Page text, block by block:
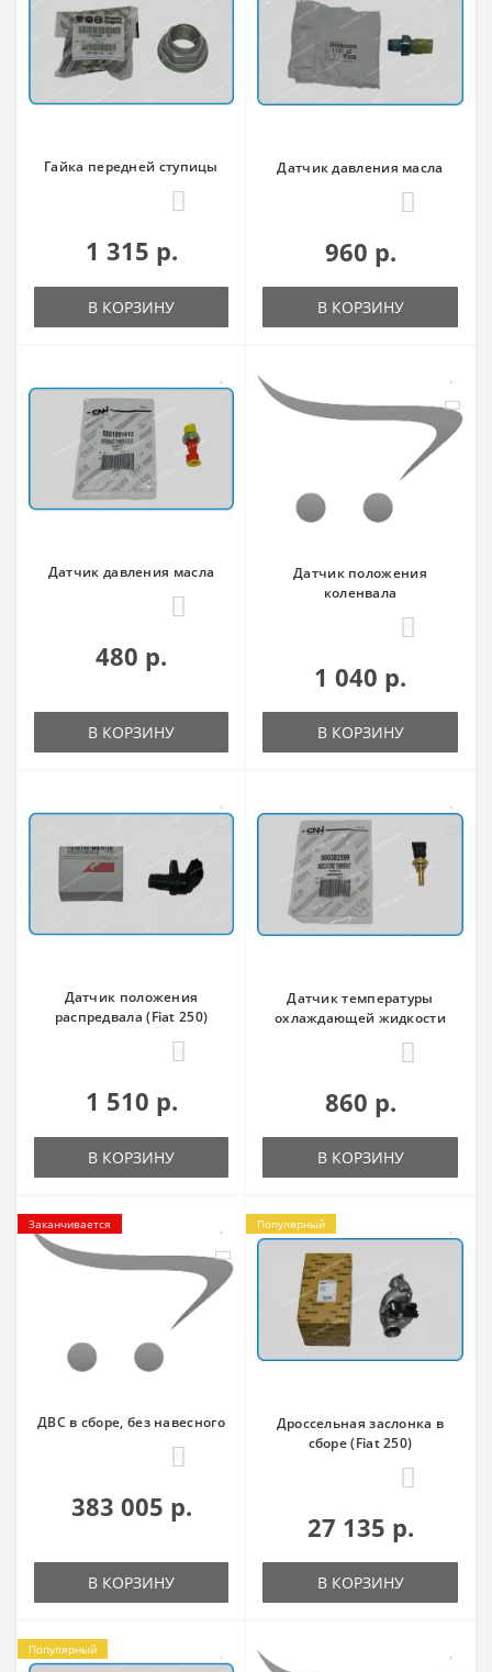
Гайка передней ступицы
1 315 р.
В КОРЗИНУ
Датчик давления масла
960 р.
В КОРЗИНУ
Датчик давления масла
480 р.
В КОРЗИНУ
Датчик положения
коленвала
1 040 р.
В КОРЗИНУ
Датчик положения
распредвала (Fiat 250)
1 510 р.
В КОРЗИНУ
Датчик температуры
охлаждающей жидкости
860 р.
В КОРЗИНУ
Заканчивается
ДВС в сборе, без навесного
383 005 р.
В КОРЗИНУ
Популярный
Дроссельная заслонка в
сборе (Fiat 250)
27 135 р.
В КОРЗИНУ
Популярный